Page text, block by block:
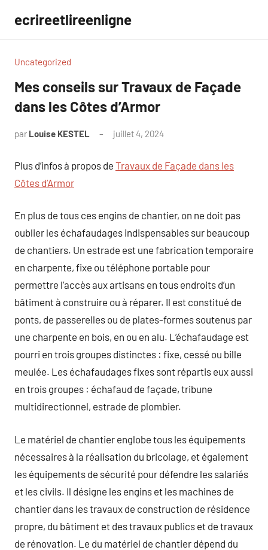
contenu
ecrireetlireenligne
Uncategorized
Mes conseils sur Travaux de Façade
dans les Côtes d’Armor
par Louise KESTEL juillet 4, 2024
Plus d’infos à propos de Travaux de Façade dans les
Côtes d’Armor
En plus de tous ces engins de chantier, on ne doit pas
oublier les échafaudages indispensables sur beaucoup
de chantiers. Un estrade est une fabrication temporaire
en charpente, fixe ou téléphone portable pour
permettre l’accès aux artisans en tous endroits d’un
bâtiment à construire ou à réparer. Il est constitué de
ponts, de passerelles ou de plates-formes soutenus par
une charpente en bois, en ou en alu. L’échafaudage est
pourri en trois groupes distinctes : fixe, cessé ou bille
meulée. Les échafaudages fixes sont répartis eux aussi
en trois groupes : échafaud de façade, tribune
multidirectionnel, estrade de plombier.
Le matériel de chantier englobe tous les équipements
nécessaires à la réalisation du bricolage, et également
les équipements de sécurité pour défendre les salariés
et les civils. Il désigne les engins et les machines de
chantier dans les travaux de construction de résidence
propre, du bâtiment et des travaux publics et de travaux
de rénovation. Le du matériel de chantier dépend du